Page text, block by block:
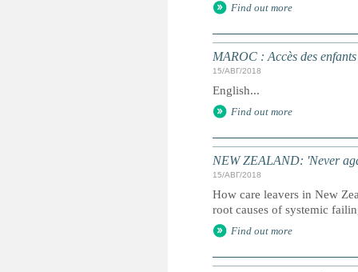
Find out more
MAROC : Accès des
15/АВГ/2018
English...
Find out more
NEW ZEALAND: 'Never
15/АВГ/2018
How care leavers in New
root causes of systemic
Find out more